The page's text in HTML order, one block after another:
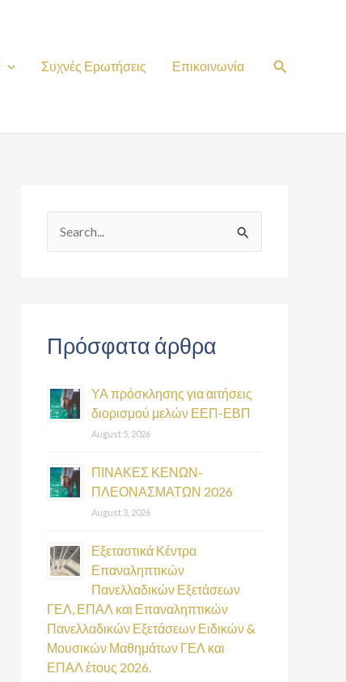
Συχνές Ερωτήσεις Επικοινωνία Search
c
f
o
Πρόσφατα άρθρα
ΥΑ πρόσκλησης για αιτήσεις
διορισμού μελών ΕΕΠ-ΕΒΠ
August 5, 2026
ΠΙΝΑΚΕΣ ΚΕΝΩΝ-
ΠΛΕΟΝΑΣΜΑΤΩΝ 2026
August 3, 2026
Εξεταστικά Κέντρα
Επαναληπτικών
Πανελλαδικών Εξετάσεων
ΓΕΛ, ΕΠΑΛ και Επαναληπτικών
Πανελλαδικών Εξετάσεων Ειδικών &
Μουσικών Μαθημάτων ΓΕΛ και
ΕΠΑΛ έτους 2026.